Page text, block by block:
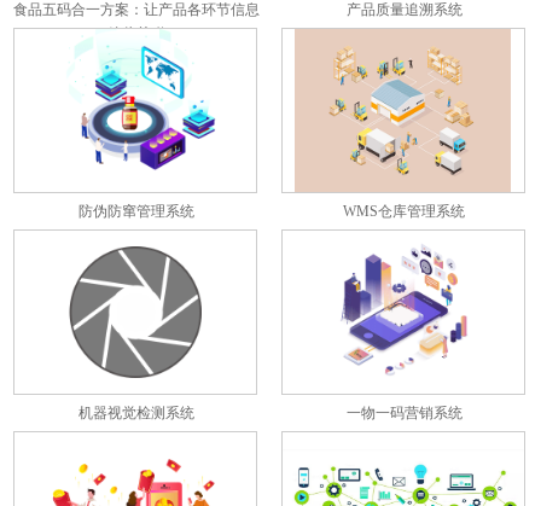
食品五码合一方案：让产品各环节信息
彼此关联
产品质量追溯系统
防伪防窜管理系统 WMS仓库管理系统
机器视觉检测系统 一物一码营销系统